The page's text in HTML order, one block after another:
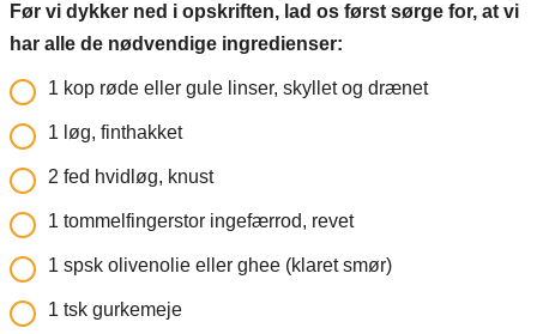
Før vi dykker ned i opskriften, lad os først sørge for, at vi
har alle de nødvendige ingredienser:
1 kop røde eller gule linser, skyllet og drænet
1 løg, finthakket
2 fed hvidløg, knust
1 tommelfingerstor ingefærrod, revet
1 spsk olivenolie eller ghee (klaret smør)
1 tsk gurkemeje